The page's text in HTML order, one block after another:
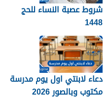
شروط عصبة النساء للحج
1448
دعاء لابنتي اول يوم مدرسة
مكتوب وبالصور 2026